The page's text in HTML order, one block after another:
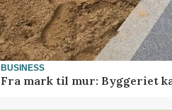
BUSINESS
Fra mark til mur: Byggeriet